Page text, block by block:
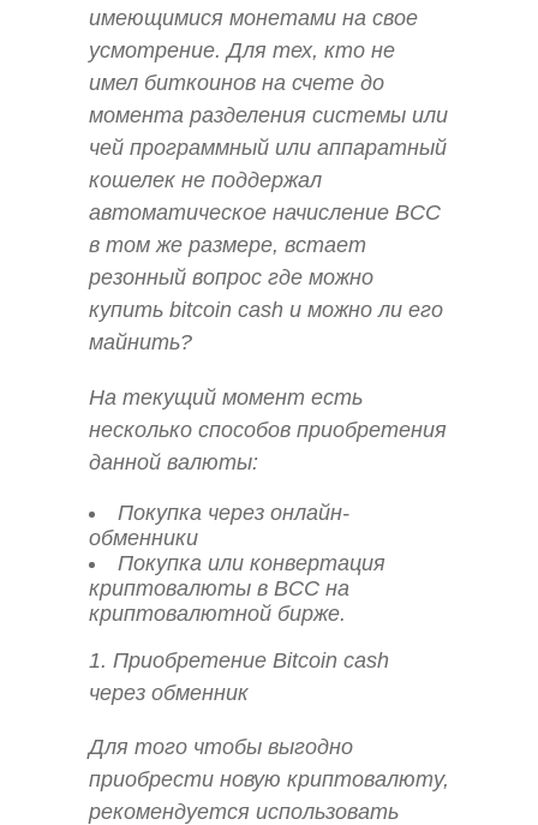
имеющимися монетами на свое
усмотрение. Для тех, кто не
имел биткоинов на счете до
момента разделения системы или
чей программный или аппаратный
кошелек не поддержал
автоматическое начисление BCC
в том же размере, встает
резонный вопрос где можно
купить bitcoin cash и можно ли его
майнить?
На текущий момент есть
несколько способов приобретения
данной валюты:
Покупка через онлайн-
обменники
Покупка или конвертация
криптовалюты в BCC на
криптовалютной бирже.
1. Приобретение Bitcoin cash
через обменник
Для того чтобы выгодно
приобрести новую криптовалюту,
рекомендуется использовать